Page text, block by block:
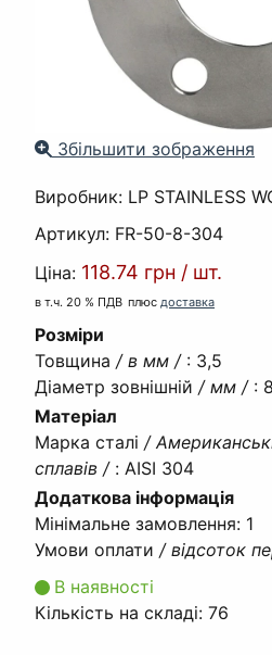
Збільшити зображення
Виробник: LP STAINLESS
Артикул: FR-50-8-304
Ціна: 118.74 грн / шт.
в т.ч. 20 % ПДВ плюс доставка
Розміри
Товщина / в мм / : 3,5
Діаметр зовнішній / мм / :
Матеріал
Марка сталі /
сплавів / : AISI 304
Додаткова інформація
Мінімальне замовлення: 1
Умови оплати / відсоток
В наявності
Кількість на складі: 76